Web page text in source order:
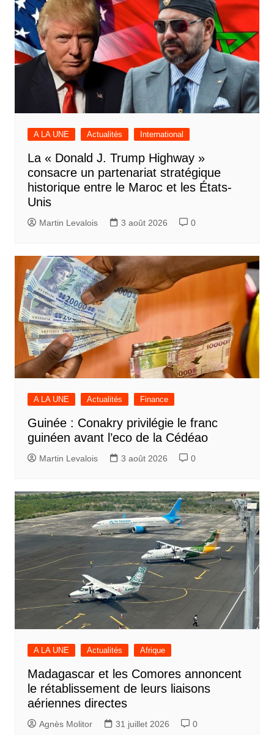
A LA UNE Actualités International
La « Donald J. Trump Highway »
consacre un partenariat stratégique
historique entre le Maroc et les États-
Unis
Martin Levalois 3 août 2026 0
A LA UNE Actualités Finance
Guinée : Conakry privilégie le franc
guinéen avant l’eco de la Cédéao
Martin Levalois 3 août 2026 0
A LA UNE Actualités Afrique
Madagascar et les Comores annoncent
le rétablissement de leurs liaisons
aériennes directes
Agnès Molitor 31 juillet 2026 0